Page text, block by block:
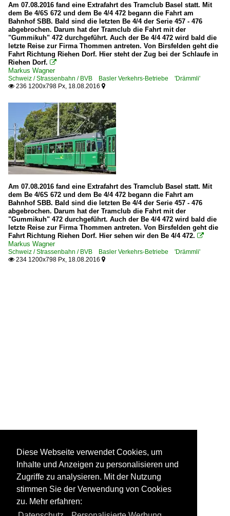
Am 07.08.2016 fand eine Extrafahrt des Tramclub Basel statt. Mit
dem Be 4/6S 672 und dem Be 4/4 472 begann die Fahrt am
Bahnhof SBB. Bald sind die letzten Be 4/4 der Serie 457 - 476
abgebrochen. Darum hat der Tramclub die Fahrt mit der
"Gummikuh" 472 durchgeführt. Auch der Be 4/4 472 wird bald die
letzte Reise zur Firma Thommen antreten. Von Birsfelden geht die
Fahrt Richtung Riehen Dorf. Hier steht der Zug bei der Schlaufe in
Riehen Dorf. 
Markus Wagner
Schweiz / Strassenbahn / BVB Basler Verkehrs-Betriebe 'Drämmli'
 236 1200x798 Px, 18.08.2016 
Am 07.08.2016 fand eine Extrafahrt des Tramclub Basel statt. Mit
dem Be 4/6S 672 und dem Be 4/4 472 begann die Fahrt am
Bahnhof SBB. Bald sind die letzten Be 4/4 der Serie 457 - 476
abgebrochen. Darum hat der Tramclub die Fahrt mit der
"Gummikuh" 472 durchgeführt. Auch der Be 4/4 472 wird bald die
letzte Reise zur Firma Thommen antreten. Von Birsfelden geht die
Fahrt Richtung Riehen Dorf. Hier sehen wir den Be 4/4 472. 
Markus Wagner
Schweiz / Strassenbahn / BVB Basler Verkehrs-Betriebe 'Drämmli'
 234 1200x798 Px, 18.08.2016 
Diese Webseite verwendet Cookies, um
Inhalte und Anzeigen zu personalisieren und
Zugriffe zu analysieren. Mit der Nutzung
stimmen Sie der Verwendung von Cookies
zu. Mehr erfahren: